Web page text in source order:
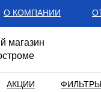
АКЦИИ
магазин
О КОМПАНИИ